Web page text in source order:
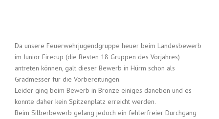
Da unsere Feuerwehrjugendgruppe heuer beim Landesbewerb
im Junior Firecup (die Besten 18 Gruppen des Vorjahres)
antreten können, galt dieser Bewerb in Hürm schon als
Gradmesser für die Vorbereitungen.
Leider ging beim Bewerb in Bronze einiges daneben und es
konnte daher kein Spitzenplatz erreicht werden.
Beim Silberbewerb gelang jedoch ein fehlerfreier Durchgang